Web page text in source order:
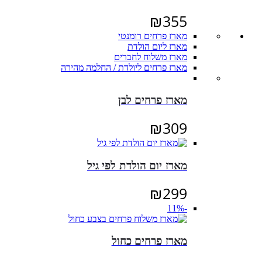
₪355
מארז פרחים רומנטי
מארז ליום הולדת
מארז משלוח לחברים
מארז פרחים ליולדת / החלמה מהירה
מארז פרחים לבן
₪309
מארז יום הולדת לפי גיל
₪299
-11%
מארז פרחים כחול